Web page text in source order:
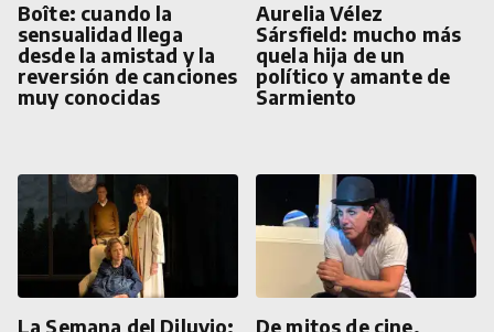
Boîte: cuando la
sensualidad llega
desde la amistad y la
reversión de canciones
muy conocidas
Aurelia Vélez
Sársfield: mucho más
quela hija de un
político y amante de
Sarmiento
La Semana del Diluvio:
De mitos de cine,